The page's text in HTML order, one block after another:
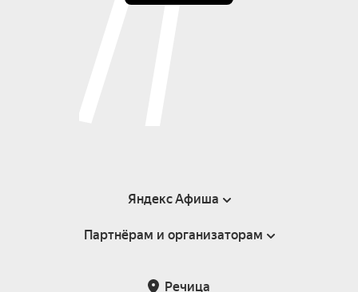
Яндекс Афиша
Справка
Партнёрам и организаторам
Речица